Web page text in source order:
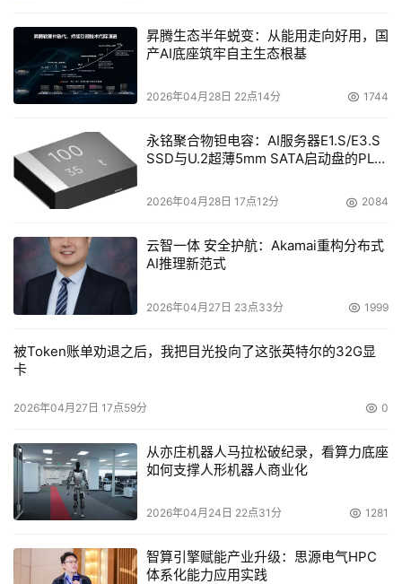
支持服务，助其从Backup Exec系列产品使用中获得最大价
值。赛门铁克咨询服务可帮助企业客户最大限度提高运营业
绩。赛门铁克培训服务还提供有教师指导和学员自定进度的
化技术。赛门铁克提供大量的支持服务，帮助客户从
Backup Exec投资中获得最大价值。
微软公司Windows Server产品总监Bob Visse表
2008徽标认证的备份和软件，并能够支持Microsoft
Windows Server 2008系列产品，其中包括Windows
Server 2008 Hyper-V。现在，微软和赛门铁克的客户可以
移时得到全面保护，并在他们的基础设施中采用微软的虚拟
化技术。"
定价和上市信息
Backup Exec 12.5和Backup Exec System Recovery
将于2008年10月6日在全球上市；
Symantec Backup Exec Infrastructure Manager
昇腾生态半年蜕变：从能用走向好用，国
产AI底座筑牢自主生态根基
2026年04月28日 22点14分 1744
永铭聚合物钽电容：AI服务器E1.S/E3.S
SSD与U.2超薄5mm SATA启动盘的PLP
2026年04月28日 17点12分 2084
云智一体 安全护航：Akamai重构分布式
AI推理新范式
2026年04月27日 23点33分 1999
被Token账单劝退之后，我把目光投向了这张英特尔的32G显
卡
2026年04月27日 17点59分 0
从亦庄机器人马拉松破纪录，看算力底座
如何支撑人形机器人商业化
2026年04月24日 22点31分 1281
智算引擎赋能产业升级：思源电气HPC
体系化能力应用实践